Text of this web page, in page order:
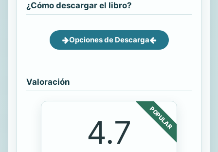
¿Cómo descargar el libro?
Opciones de Descarga
Valoración
POPULAR
4.7